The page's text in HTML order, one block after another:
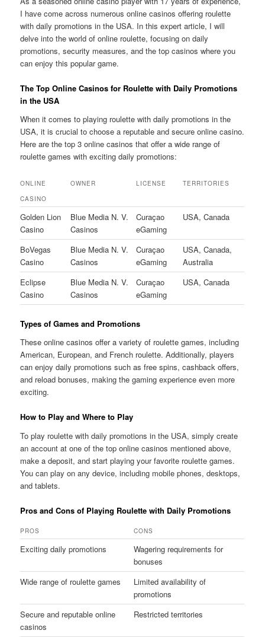
I have come across numerous online casinos offering roulette
with daily promotions in the USA. In this expert article, I will
delve into the world of online roulette, focusing on daily
promotions, security measures, and the top casinos where you
can enjoy this popular game.
The Top Online Casinos for Roulette with Daily Promotions
in the USA
When it comes to playing roulette with daily promotions in the
USA, it is crucial to choose a reputable and secure online casino.
Here are the top 3 online casinos that offer a wide range of
roulette games with exciting daily promotions:
ONLINE
CASINO
OWNER LICENSE TERRITORIES
Golden Lion
Casino
Blue Media N. V.
Casinos
Curaçao
eGaming
USA, Canada
BoVegas
Casino
Blue Media N. V.
Casinos
Curaçao
eGaming
USA, Canada,
Australia
Eclipse
Casino
Blue Media N. V.
Casinos
Curaçao
eGaming
USA, Canada
Types of Games and Promotions
These online casinos offer a variety of roulette games, including
American, European, and French roulette. Additionally, players
can enjoy daily promotions such as free spins, cashback offers,
and reload bonuses, making the gaming experience even more
exciting.
How to Play and Where to Play
To play roulette with daily promotions in the USA, simply create
an account at one of the top online casinos mentioned above,
make a deposit, and start playing your favorite roulette games.
You can play on any device, including mobile phones, desktops,
and tablets.
Pros and Cons of Playing Roulette with Daily Promotions
PROS CONS
Exciting daily promotions
Wagering requirements for
bonuses
Wide range of roulette games
Limited availability of
promotions
Secure and reputable online
casinos
Restricted territories